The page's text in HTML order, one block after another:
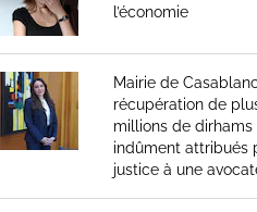
l’économie
Mairie de
récupération de
millions de dirhams
indûment attribués
justice à une